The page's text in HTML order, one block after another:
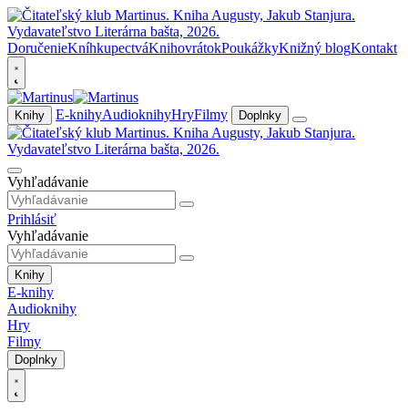
DoručenieKníhkupectváKnihovrátokPoukážkyKnižný blogKontakt
Knihy E-knihyAudioknihyHryFilmy Doplnky
Vyhľadávanie
Prihlásiť
Vyhľadávanie
Knihy
E-knihy
Audioknihy
Hry
Filmy
Doplnky